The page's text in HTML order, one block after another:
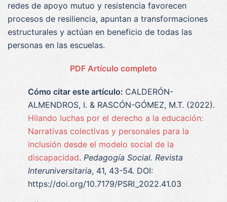
redes de apoyo mutuo y resistencia favorecen
procesos de resiliencia, apuntan a transformaciones
estructurales y actúan en beneficio de todas las
personas en las escuelas.
PDF Artículo completo
Cómo citar este artículo: CALDERÓN-
ALMENDROS, I. & RASCÓN-GÓMEZ, M.T. (2022).
Hilando luchas por el derecho a la educación:
Narrativas colectivas y personales para la
inclusión desde el modelo social de la
discapacidad. Pedagogía Social. Revista
Interuniversitaria, 41, 43-54. DOI:
https://doi.org/10.7179/PSRI_2022.41.03